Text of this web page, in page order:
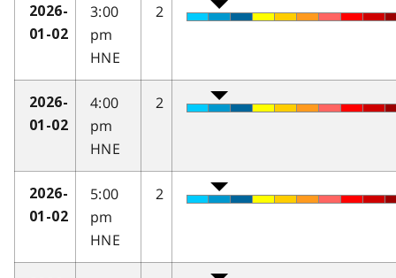
2026-
01-02
3:00
pm
HNE
2
2026-
01-02
4:00
pm
HNE
2
2026-
01-02
5:00
pm
HNE
2